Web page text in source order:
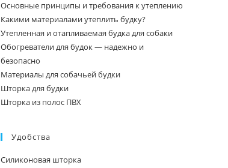
Какими материалами утеплить будку?
Утепленная и отапливаемая будка для собаки
Обогреватели для будок — надежно и
безопасно
Материалы для собачьей будки
Шторка для будки
Шторка из полос ПВХ
Решетка на вход